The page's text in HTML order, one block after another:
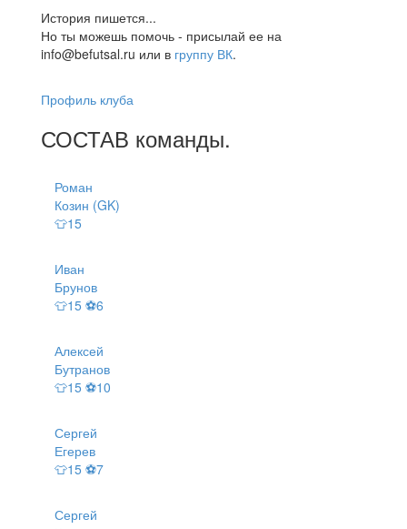
История пишется...
Но ты можешь помочь - присылай ее на
info@befutsal.ru или в группу ВК.
Профиль клуба
СОСТАВ команды.
Роман
Козин (GK)
👕15
Иван
Брунов
👕15 ⚽6
Алексей
Бутранов
👕15 ⚽10
Сергей
Егерев
👕15 ⚽7
Сергей